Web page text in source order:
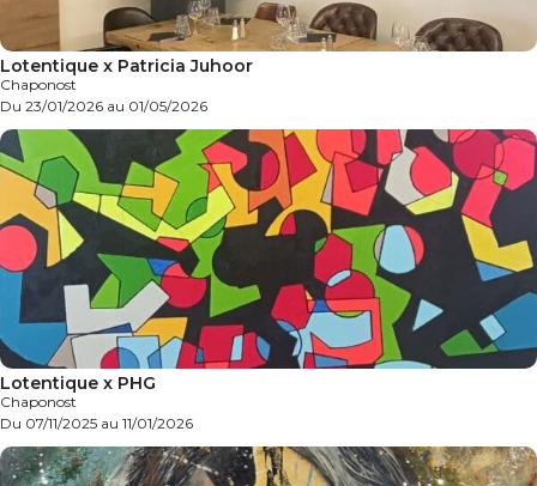
Lotentique x Patricia Juhoor
Chaponost
Du 23/01/2026 au 01/05/2026
Lotentique x PHG
Chaponost
Du 07/11/2025 au 11/01/2026